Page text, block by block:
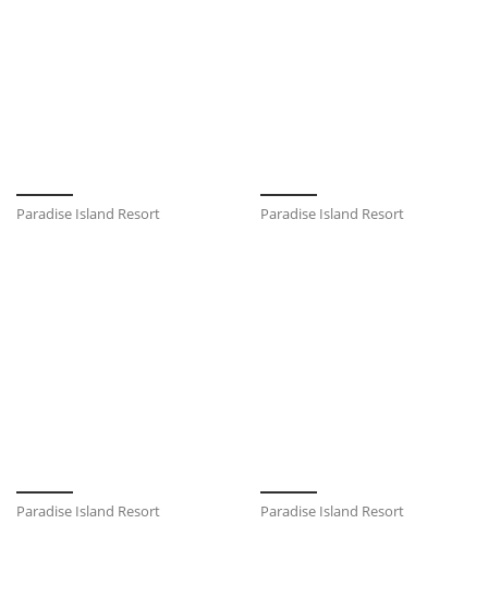
Paradise Island Resort Paradise Island Resort
Paradise Island Resort Paradise Island Resort